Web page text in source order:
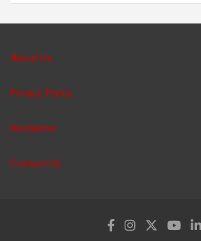
About Us
Privacy Policy
Disclaimer
Contact Us